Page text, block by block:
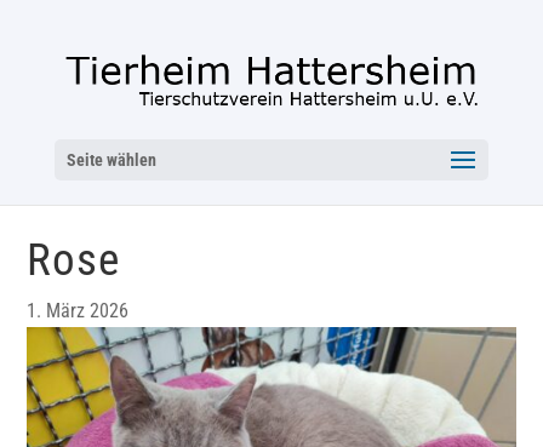
Seite wählen
Rose
1. März 2026